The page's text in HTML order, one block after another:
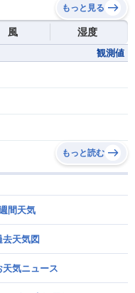
もっと見る
風 湿度
観測値
もっと読む
間天気
去天気図
天気ニュース